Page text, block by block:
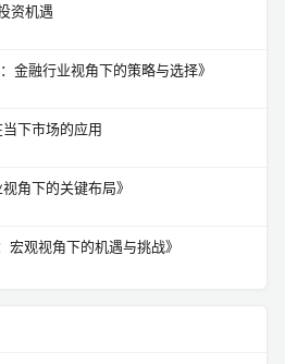
资机遇
金融行业视角下的策略与选择》
下市场的应用
角下的关键布局》
宏观视角下的机遇与挑战》